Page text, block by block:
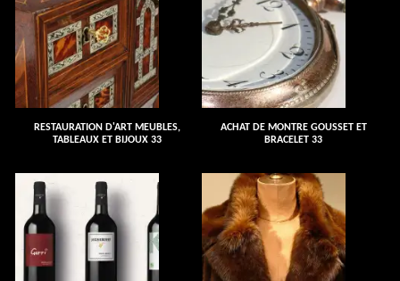
RESTAURATION D'ART MEUBLES,
TABLEAUX ET BIJOUX 33
ACHAT DE MONTRE GOUSSET ET
BRACELET 33